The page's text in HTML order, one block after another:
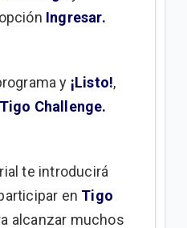
Ingresar.
y ¡Listo!,
Tigo Challenge.
te introducirá
en Tigo
alcanzar muchos